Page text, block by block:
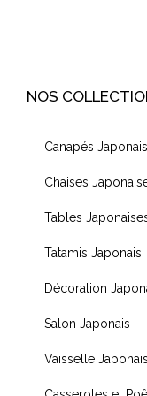
NOS
Canapés Japonais
Chaises
Tables
Tatamis Japonais
Décoration
Salon Japonais
Vaisselle